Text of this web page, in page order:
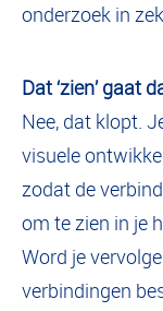
onderzoek in
Dat ‘zien’ gaat
Nee, dat klopt.
visuele
zodat de
om te zien in je
Word je
verbindingen